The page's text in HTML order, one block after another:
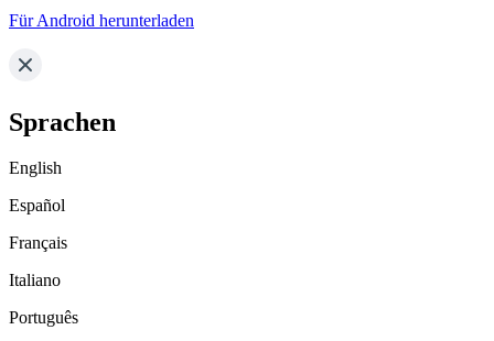
Für Android herunterladen
Sprachen
English
Español
Français
Italiano
Português